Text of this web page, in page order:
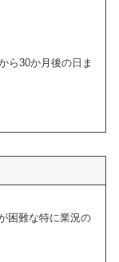
ら30か月後の日ま
困難な特に業況の